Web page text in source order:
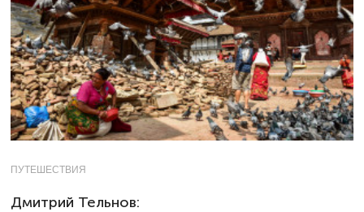
ПУТЕШЕСТВИЯ
Дмитрий Тельнов: